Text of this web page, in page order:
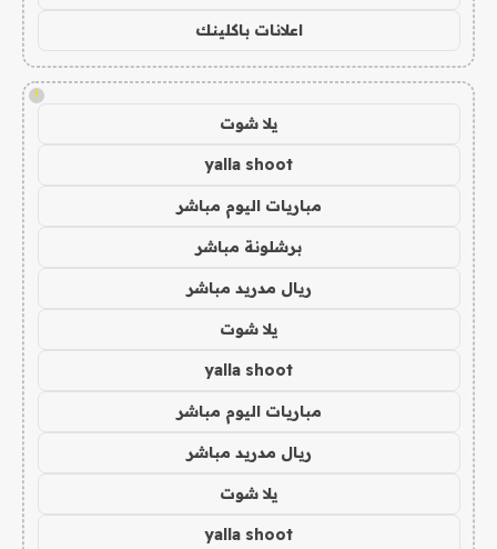
اعلانات باكلينك
!
يلا شوت
yalla shoot
مباريات اليوم مباشر
برشلونة مباشر
ريال مدريد مباشر
يلا شوت
yalla shoot
مباريات اليوم مباشر
ريال مدريد مباشر
يلا شوت
yalla shoot